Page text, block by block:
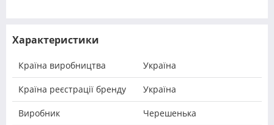
Характеристики
Країна виробництва Україна
Країна реєстрації бренду Україна
Виробник Черешенька